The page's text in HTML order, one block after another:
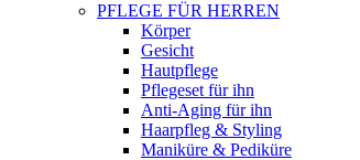
PFLEGE FÜR HERREN
Körper
Gesicht
Hautpflege
Pflegeset für ihn
Anti-Aging für ihn
Haarpfleg & Styling
Maniküre & Pediküre